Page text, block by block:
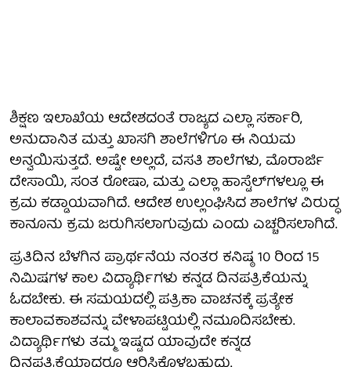
ಶಿಕ್ಷಣ ಇಲಾಖೆಯ ಆದೇಶದಂತೆ ರಾಜ್ಯದ ಎಲ್ಲಾ ಸರ್ಕಾರಿ,
ಅನುದಾನಿತ ಮತ್ತು ಖಾಸಗಿ ಶಾಲೆಗಳಿಗೂ ಈ ನಿಯಮ
ಅನ್ವಯಿಸುತ್ತದೆ. ಅಷ್ಟೇ ಅಲ್ಲದೆ, ವಸತಿ ಶಾಲೆಗಳು, ಮೊರಾರ್ಜಿ
ದೇಸಾಯಿ, ಸಂತ ರೋಷಾ, ಮತ್ತು ಎಲ್ಲಾ ಹಾಸ್ಟೆಲ್‌‌ಗಳಲ್ಲೂ ಈ
ಕ್ರಮ ಕಡ್ಡಾಯವಾಗಿದೆ. ಆದೇಶ ಉಲ್ಲಂಘಿಸಿದ ಶಾಲೆಗಳ ವಿರುದ್ಧ
ಕಾನೂನು ಕ್ರಮ ಜರುಗಿಸಲಾಗುವುದು ಎಂದು ಎಚ್ಚರಿಸಲಾಗಿದೆ.
ಪ್ರತಿದಿನ ಬೆಳಗಿನ ಪ್ರಾರ್ಥನೆಯ ನಂತರ ಕನಿಷ್ಠ 10 ರಿಂದ 15
ನಿಮಿಷಗಳ ಕಾಲ ವಿದ್ಯಾರ್ಥಿಗಳು ಕನ್ನಡ ದಿನಪತ್ರಿಕೆಯನ್ನು
ಓದಬೇಕು. ಈ ಸಮಯದಲ್ಲಿ ಪತ್ರಿಕಾ ವಾಚನಕ್ಕೆ ಪ್ರತ್ಯೇಕ
ಕಾಲಾವಕಾಶವನ್ನು ವೇಳಾಪಟ್ಟಿಯಲ್ಲಿ ನಮೂದಿಸಬೇಕು.
ವಿದ್ಯಾರ್ಥಿಗಳು ತಮ್ಮ ಇಷ್ಟದ ಯಾವುದೇ ಕನ್ನಡ